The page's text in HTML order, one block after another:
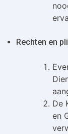
Rechten en
De
en